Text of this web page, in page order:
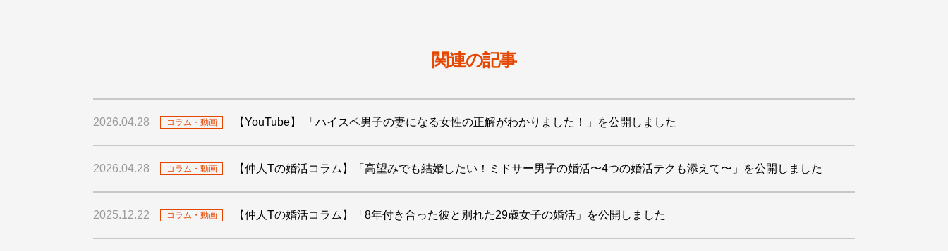
関連の記事
2026.04.28 コラム・動画 【YouTube】 「ハイスペ男子の妻になる女性の正解がわかりました！」を公開しました
2026.04.28 コラム・動画 【仲人Tの婚活コラム】「高望みでも結婚したい！ミドサー男子の婚活〜4つの婚活テクも添えて〜」を公開しました
2025.12.22 コラム・動画 【仲人Tの婚活コラム】「8年付き合った彼と別れた29歳女子の婚活」を公開しました